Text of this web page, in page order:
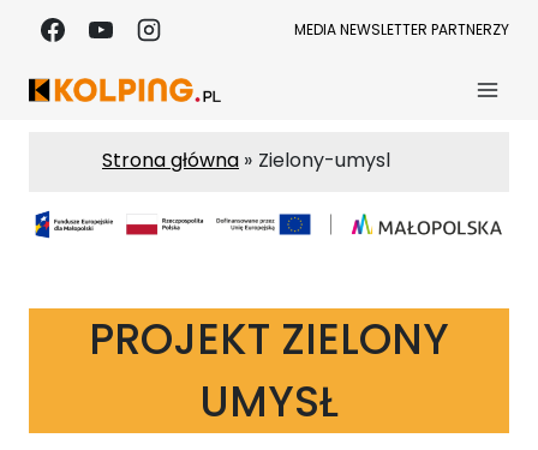
Przejdź
treści
MEDIANEWSLETTER PARTNERZY
Strona główna Zielony-umysl
PROJEKT ZIELONY
UMYSŁ